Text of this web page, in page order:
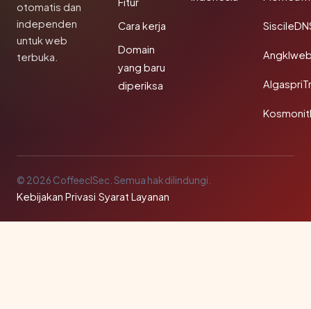
otomatis dan
independen
untuk web
terbuka.
Cara kerja
Domain
yang baru
diperiksa
© 2026 CoffeeclSec. Semua hak dilindungi.
Kebijakan Privasi·Syarat Layanan